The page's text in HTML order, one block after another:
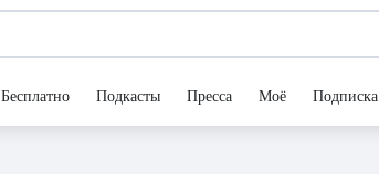
Бесплатно Подкасты Пресса Моё Подписка